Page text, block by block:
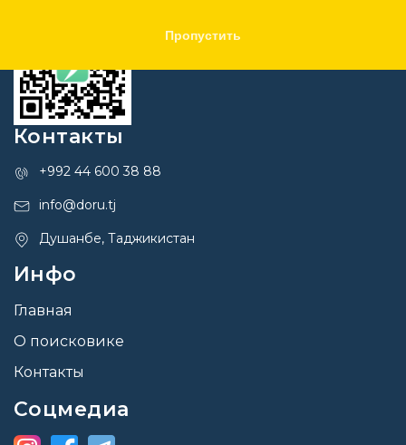
Пропустить
Контакты
+992 44 600 38 88
info@doru.tj
Душанбе, Таджикистан
Инфо
Главная
О поисковике
Контакты
Соцмедиа